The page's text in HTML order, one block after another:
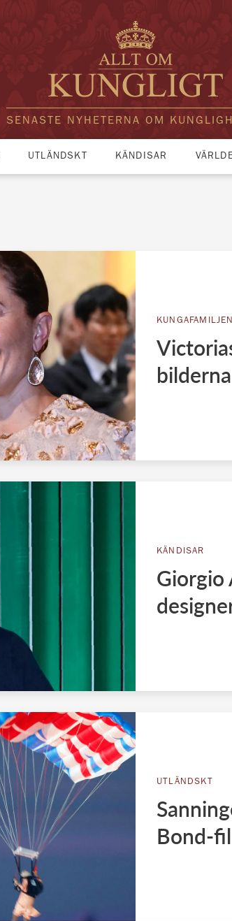
SENASTE NYHETERNA OM
UTLÄNDSKT KÄNDISAR
KUNGAFAMILJEN
KÄNDISAR
Giorgio
UTLÄNDSKT
Bond-